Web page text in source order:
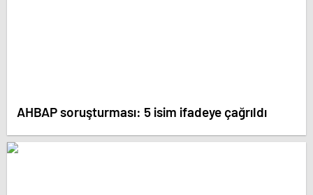
AHBAP soruşturması: 5 isim ifadeye çağrıldı